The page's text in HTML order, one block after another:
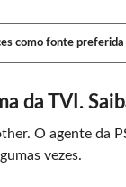
como fonte preferida
da TVI.
O agente da
vezes.